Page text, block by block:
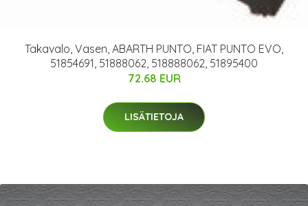
Takavalo, Vasen, ABARTH PUNTO, FIAT PUNTO EVO,
51854691, 51888062, 518888062, 51895400
72.68 EUR
LISÄTIETOJA